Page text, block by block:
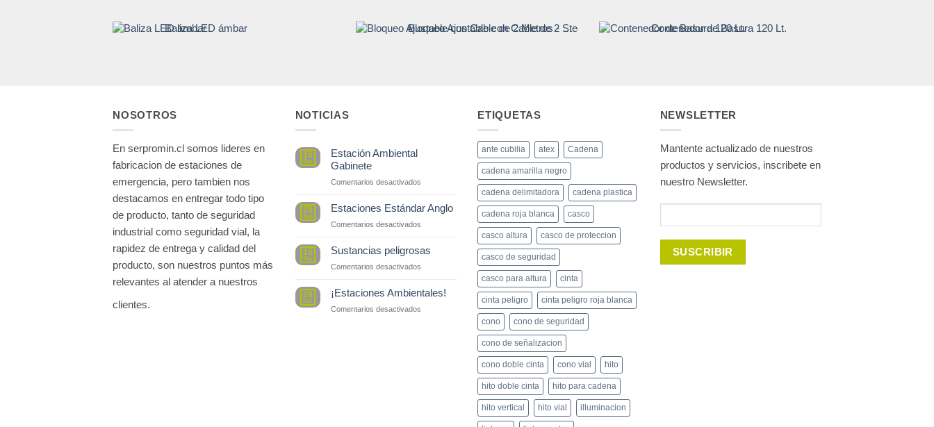
Baliza LED ámbar Bloqueo Ajustable con Cable de 2 Metros - Steelpro Contenedor de Basura 120 Lt.
NOSOTROS
En serpromin.cl somos lideres en
fabricacion de estaciones de
emergencia, pero tambien nos
destacamos en entregar todo tipo
de producto, tanto de seguridad
industrial como seguridad vial, la
rapidez de entrega y calidad del
producto, son nuestros puntos más
relevantes al atender a nuestros
clientes.
NOTICIAS
15
Sep
Estación Ambiental
Gabinete
Comentarios desactivadosen
Ambiental
Gabinete
15
Sep
Estaciones Estándar Anglo
Comentarios desactivadosen
Anglo
15
Sep
Sustancias peligrosas
Comentarios desactivadosen
peligrosas
28
Oct
¡Estaciones Ambientales!
Comentarios desactivadosen
ETIQUETAS
ante cubilia atex Cadena
cadena amarilla negro
cadena delimitadora cadena plastica
cadena roja blanca casco
casco altura casco de proteccion
casco de seguridad
casco para altura cinta
cinta peligro cinta peligro roja blanca
cono cono de seguridad
cono de señalizacion
cono doble cinta cono vial hito
hito doble cinta hito para cadena
hito vertical hito vial illuminacion
NEWSLETTER
Mantente actualizado de nuestros
productos y servicios, inscribete en
nuestro Newsletter.